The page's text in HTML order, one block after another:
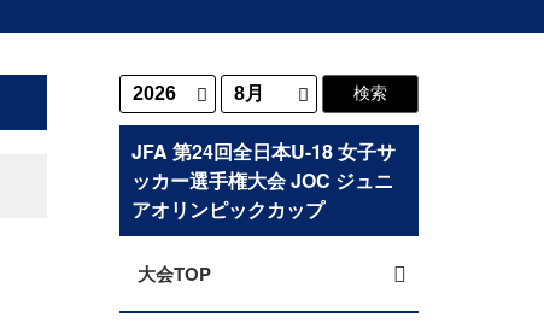
JFA 第24回全日本U-18 女子サ
ッカー選手権大会 JOC ジュニ
アオリンピックカップ
大会TOP